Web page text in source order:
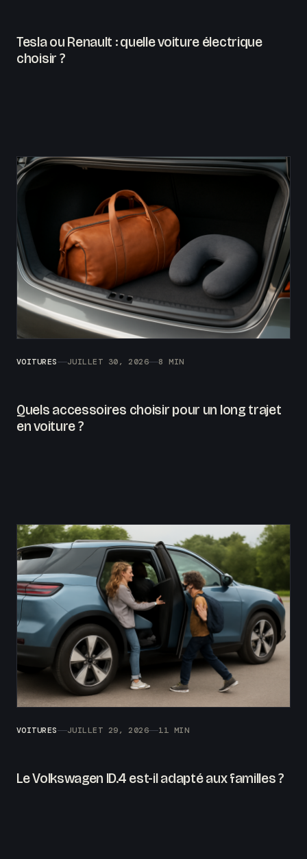
Tesla ou Renault : quelle voiture électrique
choisir ?
VOITURES JUILLET 30, 2026 8 MIN
Quels accessoires choisir pour un long trajet
en voiture ?
VOITURES JUILLET 29, 2026 11 MIN
Le Volkswagen ID.4 est-il adapté aux familles ?